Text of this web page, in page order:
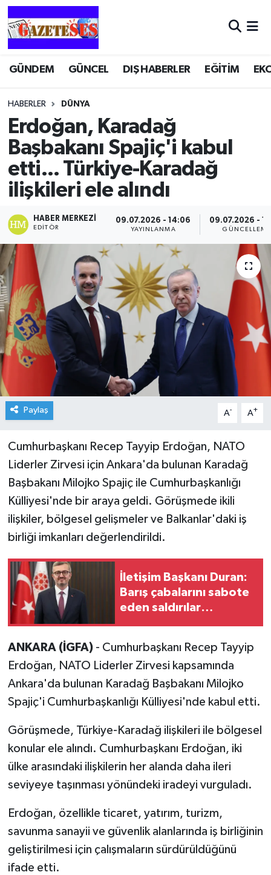
GÜNDEM GÜNCEL DIŞ HABERLER EĞİTİM
HABERLER DÜNYA
Erdoğan, Karadağ
Başbakanı Spajiç'i kabul
etti... Türkiye-Karadağ
ilişkileri ele alındı
HABER MERKEZI
EDITÖR
09.07.2026 - 14:06
YAYINLANMA
09.07.2026 -
GÜNCELLEME
Paylaş A- A+
Cumhurbaşkanı Recep Tayyip Erdoğan, NATO
Liderler Zirvesi için Ankara'da bulunan Karadağ
Başbakanı Milojko Spajiç ile Cumhurbaşkanlığı
Külliyesi'nde bir araya geldi. Görüşmede ikili
ilişkiler, bölgesel gelişmeler ve Balkanlar'daki iş
birliği imkanları değerlendirildi.
İletişim Başkanı Duran:
Barış çabalarını sabote
eden saldırılar
ANKARA (İGFA)- Cumhurbaşkanı Recep Tayyip
Erdoğan, NATO Liderler Zirvesi kapsamında
Ankara'da bulunan Karadağ Başbakanı Milojko
Spajiç'i Cumhurbaşkanlığı Külliyesi'nde kabul etti.
Görüşmede, Türkiye-Karadağ ilişkileri ile bölgesel
konular ele alındı. Cumhurbaşkanı Erdoğan, iki
ülke arasındaki ilişkilerin her alanda daha ileri
seviyeye taşınması yönündeki iradeyi vurguladı.
Erdoğan, özellikle ticaret, yatırım, turizm,
savunma sanayii ve güvenlik alanlarında iş birliğinin
geliştirilmesi için çalışmaların sürdürüldüğünü
ifade etti.